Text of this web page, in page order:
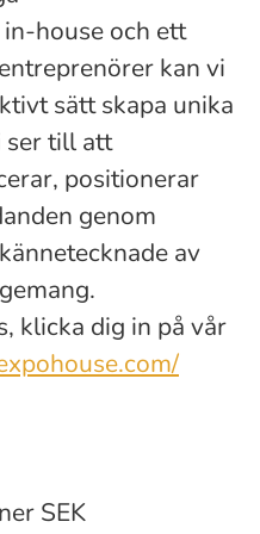
house och ett
kan vi
sätt skapa unika
ser till att
positionerar
genom
av
klicka dig in på vår
SEK